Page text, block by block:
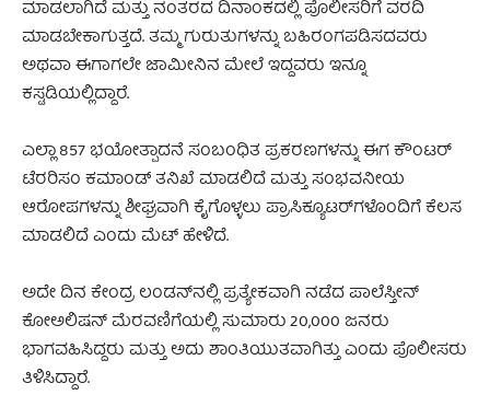
ಮಾಡಲಾಗಿದೆ ಮತ್ತು ನಂತರದ ದಿನಾಂಕದಲ್ಲಿ ಪೊಲೀಸರಿಗೆ ವರದಿ
ಮಾಡಬೇಕಾಗುತ್ತದೆ. ತಮ್ಮ ಗುರುತುಗಳನ್ನು ಬಹಿರಂಗಪಡಿಸದವರು
ಅಥವಾ ಈಗಾಗಲೇ ಜಾಮೀನಿನ ಮೇಲೆ ಇದ್ದವರು ಇನ್ನೂ
ಕಸ್ಟಡಿಯಲ್ಲಿದ್ದಾರೆ.
ಎಲ್ಲಾ 857 ಭಯೋತ್ಪಾದನೆ ಸಂಬಂಧಿತ ಪ್ರಕರಣಗಳನ್ನು ಈಗ ಕೌಂಟರ್
ಟೆರರಿಸಂ ಕಮಾಂಡ್ ತನಿಖೆ ಮಾಡಲಿದೆ ಮತ್ತು ಸಂಭವನೀಯ
ಆರೋಪಗಳನ್ನು ಶೀಘ್ರವಾಗಿ ಕೈಗೊಳ್ಳಲು ಪ್ರಾಸಿಕ್ಯೂಟರ್‌ಗಳೊಂದಿಗೆ ಕೆಲಸ
ಮಾಡಲಿದೆ ಎಂದು ಮೆಟ್ ಹೇಳಿದೆ.
ಅದೇ ದಿನ ಕೇಂದ್ರ ಲಂಡನ್‌ನಲ್ಲಿ ಪ್ರತ್ಯೇಕವಾಗಿ ನಡೆದಪಾಲೆಸ್ತೀನ್
ಕೋಅಲಿಷನ್ ಮೆರವಣಿಗೆಯಲ್ಲಿ ಸುಮಾರು 20,000 ಜನರು
ಭಾಗವಹಿಸಿದ್ದರು ಮತ್ತು ಅದು ಶಾಂತಿಯುತವಾಗಿತ್ತು ಎಂದು ಪೊಲೀಸರು
ತಿಳಿಸಿದ್ದಾರೆ.